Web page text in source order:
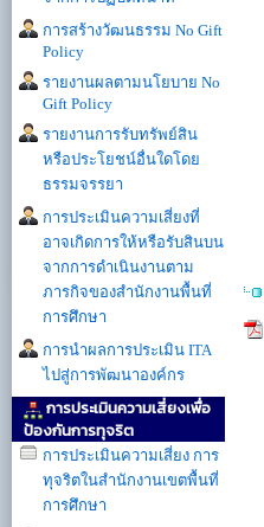
การสร้างวัฒนธรรม No Gift
Policy
รายงานผลตามนโยบาย No
Gift Policy
รายงานการรับทรัพย์สิน
หรือประโยชน์อื่นใดโดย
ธรรมจรรยา
การประเมินความเสี่ยงที่
อาจเกิดการให้หรือรับสินบน
จากการดำเนินงานตาม
ภารกิจของสำนักงานพื้นที่
การศึกษา
การนำผลการประเมิน ITA
ไปสู่การพัฒนาองค์กร
การประเมินความเสี่ยงเพื่อ
ป้องกันการทุจริต
การประเมินความเสี่ยง การ
ทุจริตในสำนักงานเขตพื้นที่
การศึกษา